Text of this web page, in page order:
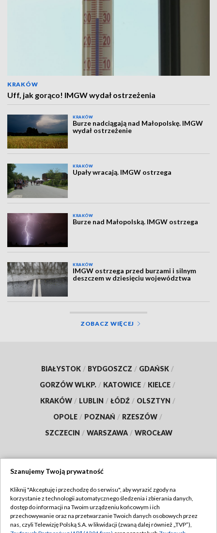
KRAKÓW
Uff, jak gorąco! IMGW wydał ostrzeżenia
KRAKÓW
Burze nadciągają nad Małopolskę. IMGW
wydał ostrzeżenie
KRAKÓW
Upały wracają. IMGW ostrzega
KRAKÓW
Burze nad Małopolską. IMGW ostrzega
KRAKÓW
IMGW ostrzega przed burzami i silnym
deszczem w dziesięciu województwa
ZOBACZ WIĘCEJ
BIAŁYSTOK / BYDGOSZCZ / GDAŃSK /
GORZÓW WLKP. / KATOWICE / KIELCE /
KRAKÓW / LUBLIN / ŁÓDŹ / OLSZTYN /
OPOLE / POZNAŃ / RZESZÓW /
SZCZECIN / WARSZAWA / WROCŁAW
TVP
Abonament TVP
Regulamin TVP
Szanujemy Twoją prywatność
Kliknij "Akceptuję i przechodzę do serwisu", aby wyrazić zgody na
korzystanie z technologii automatycznego śledzenia i zbierania danych,
dostęp do informacji na Twoim urządzeniu końcowym i ich
przechowywanie oraz na przetwarzanie Twoich danych osobowych przez
nas, czyli Telewizję Polską S.A. w likwidacji (zwaną dalej również „TVP”),